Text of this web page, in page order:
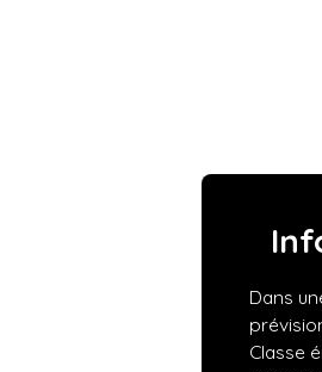
Dans
Classe